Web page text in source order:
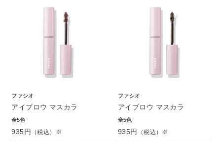
ファシオ
アイブロウ マスカラ
全5色
935円 （税込）※
ファシオ
アイブロウ マスカラ
全5色
935円 （税込）※